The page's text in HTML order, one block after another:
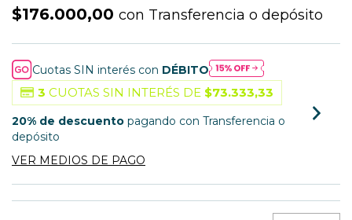
$176.000,00 con Transferencia o depósito
Cuotas SIN interés con DÉBITO
3 CUOTAS SIN INTERÉS DE $73.333,33
20% de descuento pagando con Transferencia o
depósito
VER MEDIOS DE PAGO